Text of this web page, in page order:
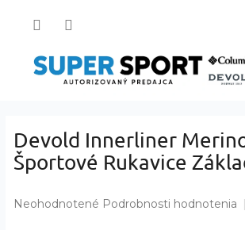
Devold Innerliner
Športové Rukavice
Priemerné
Neohodnotené Podrobnosti hodnotenia